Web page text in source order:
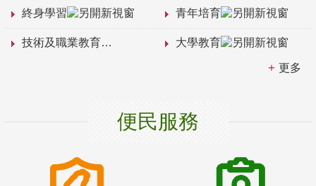
終身學習 青年培育
技術及職業教育 大學教育
更多
便民服務